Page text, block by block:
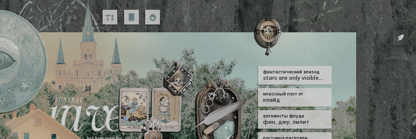
фантастический эпизод
stars are only visible...
классный пост от
клайд
активисты флуда
фин, джу, лилит
постовые писатели